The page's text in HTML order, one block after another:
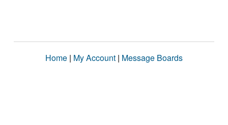
Home | My Account | Message Boards